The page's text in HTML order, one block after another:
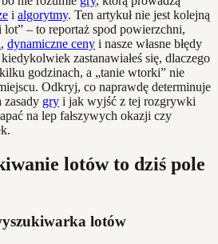
i algorytmy. Ten artykuł nie jest kolejną
– to reportaż spod powierzchni,
, dynamiczne ceny i nasze własne błędy
zastanawiałeś się, dlaczego
godzinach, a „tanie wtorki” nie
Odkryj, co naprawdę determinuje
zasady gry i jak wyjść z tej rozgrywki
na lep fałszywych okazji czy
lotów to dziś pole
lotów